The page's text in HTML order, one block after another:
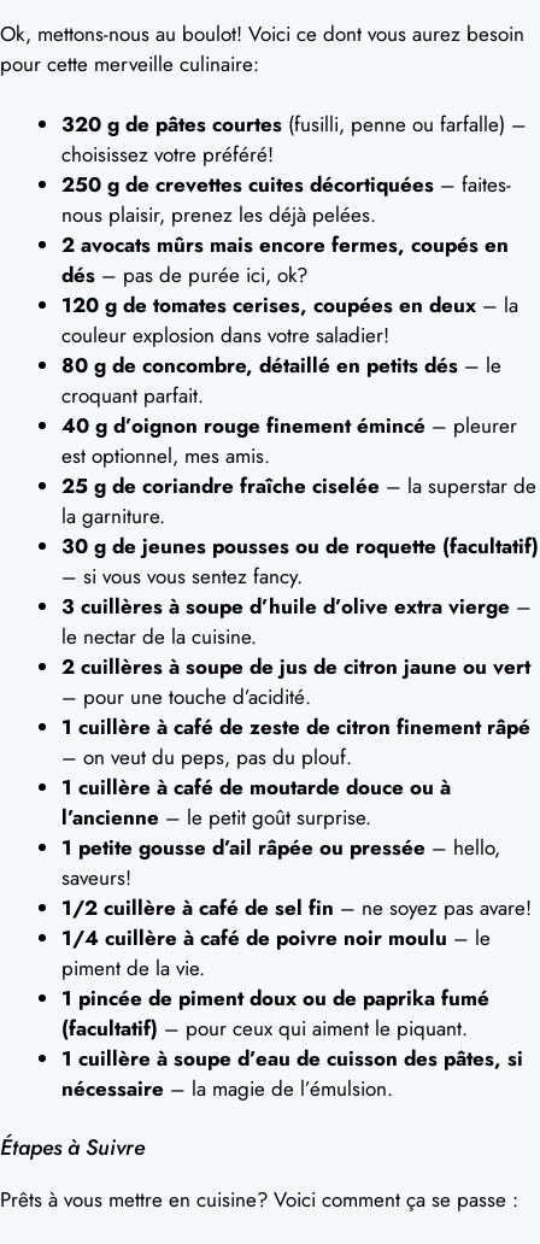
Ok, mettons-nous au boulot! Voici ce dont vous aurez besoin
pour cette merveille culinaire:
320 g de pâtes courtes (fusilli, penne ou farfalle) –
choisissez votre préféré!
250 g de crevettes cuites décortiquées – faites-
nous plaisir, prenez les déjà pelées.
2 avocats mûrs mais encore fermes, coupés en
dés – pas de purée ici, ok?
120 g de tomates cerises, coupées en deux – la
couleur explosion dans votre saladier!
80 g de concombre, détaillé en petits dés – le
croquant parfait.
40 g d’oignon rouge finement émincé – pleurer
est optionnel, mes amis.
25 g de coriandre fraîche ciselée – la superstar de
la garniture.
30 g de jeunes pousses ou de roquette (facultatif)
– si vous vous sentez fancy.
3 cuillères à soupe d’huile d’olive extra vierge –
le nectar de la cuisine.
2 cuillères à soupe de jus de citron jaune ou vert
– pour une touche d’acidité.
1 cuillère à café de zeste de citron finement râpé
– on veut du peps, pas du plouf.
1 cuillère à café de moutarde douce ou à
l’ancienne – le petit goût surprise.
1 petite gousse d’ail râpée ou pressée – hello,
saveurs!
1/2 cuillère à café de sel fin – ne soyez pas avare!
1/4 cuillère à café de poivre noir moulu – le
piment de la vie.
1 pincée de piment doux ou de paprika fumé
(facultatif) – pour ceux qui aiment le piquant.
1 cuillère à soupe d’eau de cuisson des pâtes, si
nécessaire – la magie de l’émulsion.
Étapes à Suivre
Prêts à vous mettre en cuisine? Voici comment ça se passe :